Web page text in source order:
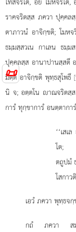
📜
ราคจริตสฺส ภควา ปุคฺคล
ตาภาวนํ อาจิกฺขติ; โมห
ธมฺมสฺสวเน กาเลน ธมฺม
ปุคฺคลสฺส อานาปานสฺสตึ
มิตฺตํ อาจิกฺขติ พุทฺธสุโพธึ
นิ จ; อตฺตโน าณจริตสฺ
การํ ทุกฺขาการํ อนตฺตากา
‘‘เสเล
โต;
ตถูปมํ
โสกา
เอวํ ภควา พุทฺธจ
กถํ ภควา ส